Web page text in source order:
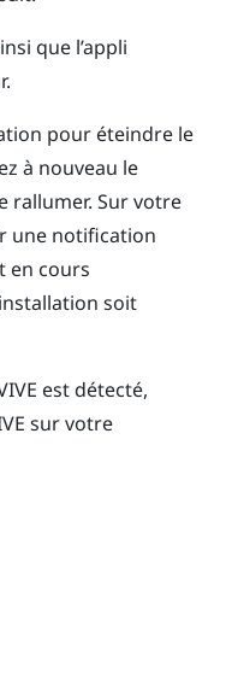
que l’appli
pour éteindre le
à nouveau le
rallumer. Sur votre
une notification
en cours
soit
est détecté,
sur votre